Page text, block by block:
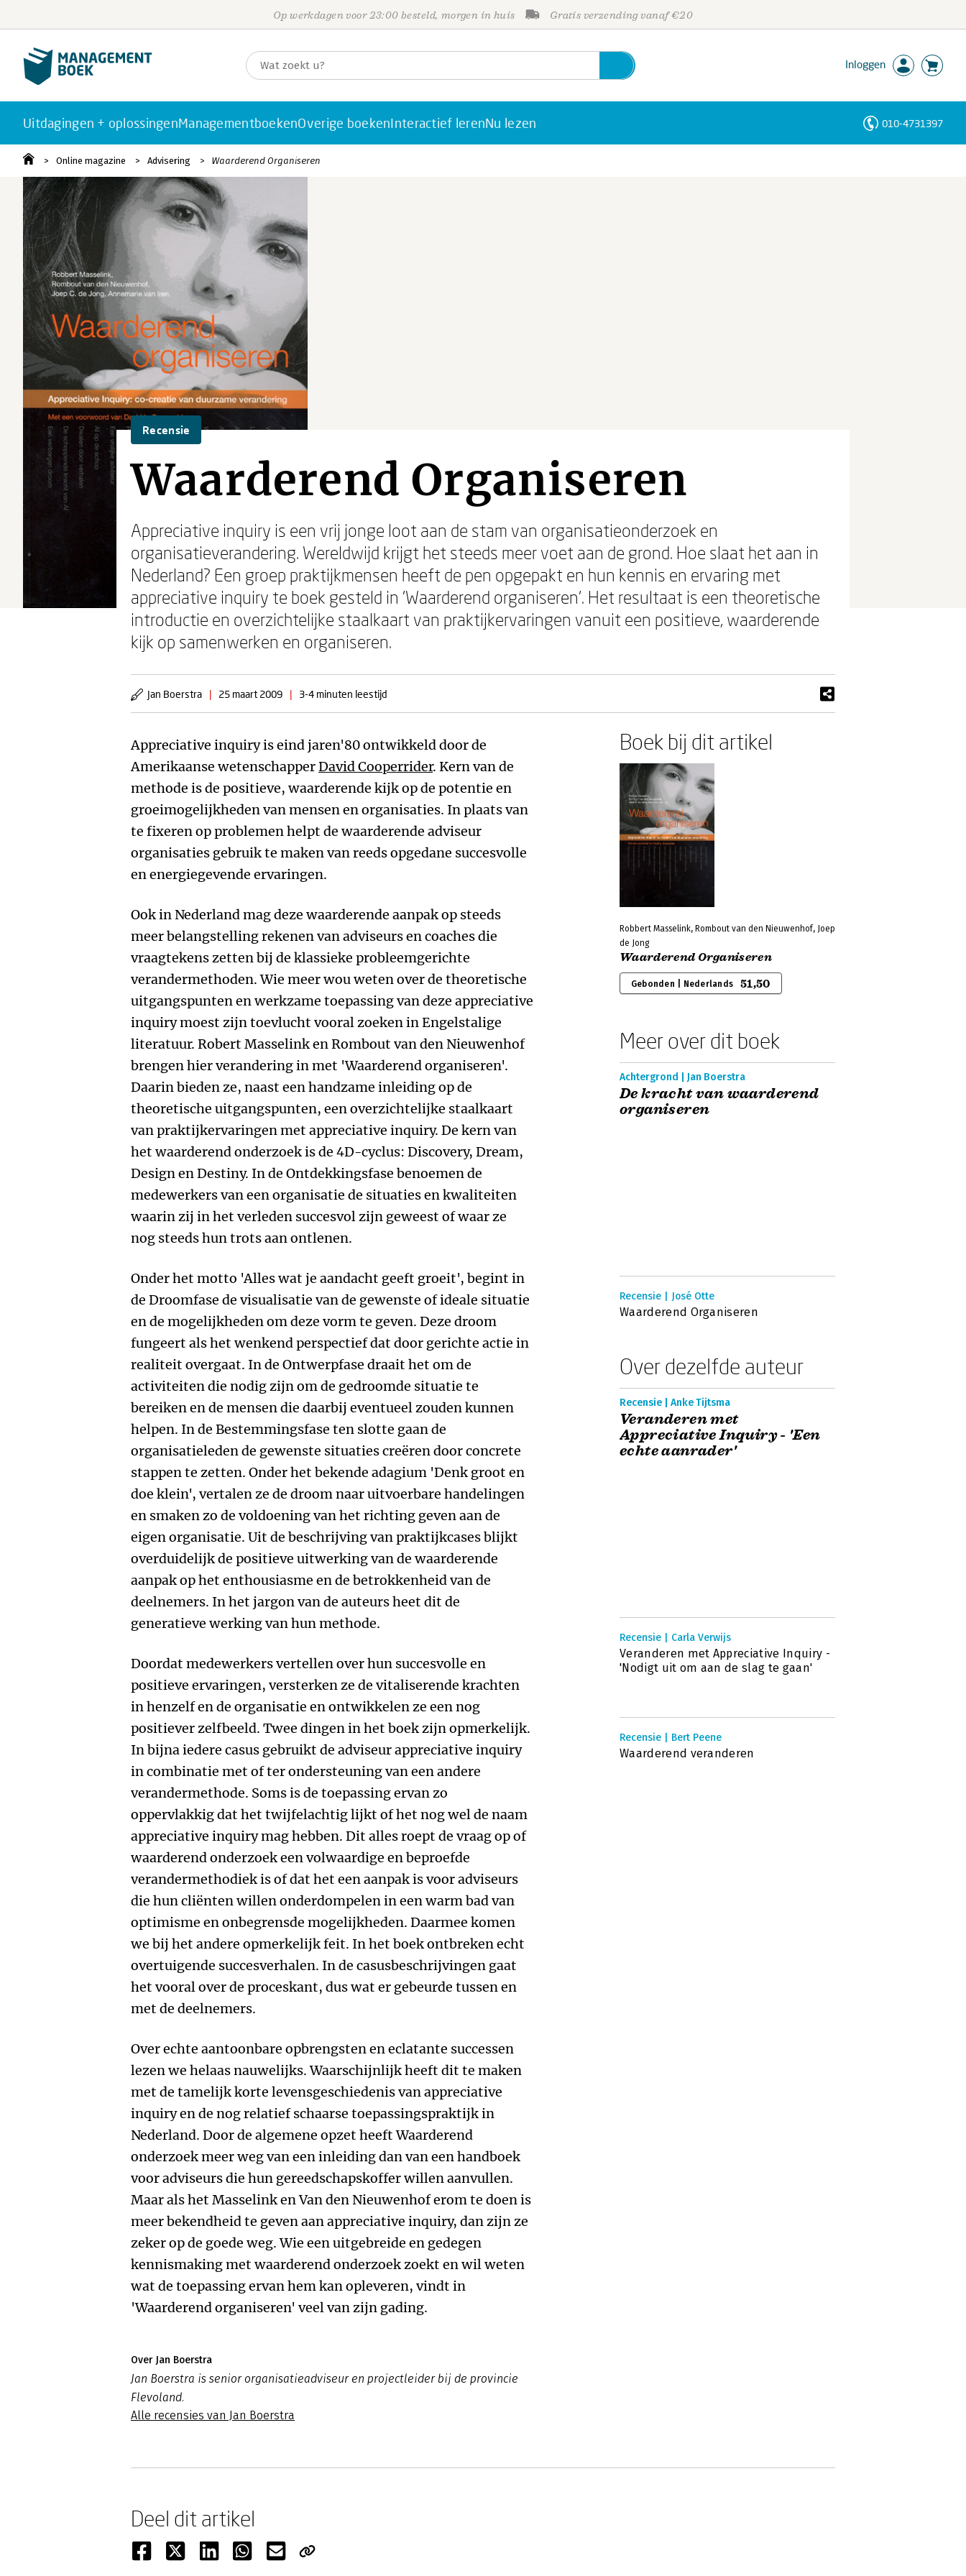
Op werkdagen voor 23:00 besteld, morgen in huis Gratis verzending vanaf €20
Inloggen
Uitdagingen + oplossingenManagementboekenOverige boekenInteractief lerenNu lezen 010-4731397
Online magazine Advisering Waarderend Organiseren
Recensie
Waarderend Organiseren
Appreciative inquiry is een vrij jonge loot aan de stam van organisatieonderzoek en
organisatieverandering. Wereldwijd krijgt het steeds meer voet aan de grond. Hoe slaat het aan in
Nederland? Een groep praktijkmensen heeft de pen opgepakt en hun kennis en ervaring met
appreciative inquiry te boek gesteld in 'Waarderend organiseren'. Het resultaat is een theoretische
introductie en overzichtelijke staalkaart van praktijkervaringen vanuit een positieve, waarderende
kijk op samenwerken en organiseren.
Jan Boerstra | 25 maart 2009 | 3-4 minuten leestijd
Appreciative inquiry is eind jaren'80 ontwikkeld door de
Amerikaanse wetenschapperDavid Cooperrider. Kern van de
methode is de positieve, waarderende kijk op de potentie en
groeimogelijkheden van mensen en organisaties. In plaats van
te fixeren op problemen helpt de waarderende adviseur
organisaties gebruik te maken van reeds opgedane succesvolle
en energiegevende ervaringen.
Ook in Nederland mag deze waarderende aanpak op steeds
meer belangstelling rekenen van adviseurs en coaches die
vraagtekens zetten bij de klassieke probleemgerichte
verandermethoden. Wie meer wou weten over de theoretische
uitgangspunten en werkzame toepassing van deze appreciative
inquiry moest zijn toevlucht vooral zoeken in Engelstalige
literatuur. Robert Masselink en Rombout van den Nieuwenhof
brengen hier verandering in met 'Waarderend organiseren'.
Daarin bieden ze, naast een handzame inleiding op de
theoretische uitgangspunten, een overzichtelijke staalkaart
van praktijkervaringen met appreciative inquiry. De kern van
het waarderend onderzoek is de 4D-cyclus: Discovery, Dream,
Design en Destiny. In de Ontdekkingsfase benoemen de
medewerkers van een organisatie de situaties en kwaliteiten
waarin zij in het verleden succesvol zijn geweest of waar ze
nog steeds hun trots aan ontlenen.
Onder het motto 'Alles wat je aandacht geeft groeit', begint in
de Droomfase de visualisatie van de gewenste of ideale situatie
en de mogelijkheden om deze vorm te geven. Deze droom
fungeert als het wenkend perspectief dat door gerichte actie in
realiteit overgaat. In de Ontwerpfase draait het om de
activiteiten die nodig zijn om de gedroomde situatie te
bereiken en de mensen die daarbij eventueel zouden kunnen
helpen. In de Bestemmingsfase ten slotte gaan de
organisatieleden de gewenste situaties creëren door concrete
stappen te zetten. Onder het bekende adagium 'Denk groot en
doe klein', vertalen ze de droom naar uitvoerbare handelingen
en smaken zo de voldoening van het richting geven aan de
eigen organisatie. Uit de beschrijving van praktijkcases blijkt
overduidelijk de positieve uitwerking van de waarderende
aanpak op het enthousiasme en de betrokkenheid van de
deelnemers. In het jargon van de auteurs heet dit de
generatieve werking van hun methode.
Doordat medewerkers vertellen over hun succesvolle en
positieve ervaringen, versterken ze de vitaliserende krachten
in henzelf en de organisatie en ontwikkelen ze een nog
positiever zelfbeeld. Twee dingen in het boek zijn opmerkelijk.
In bijna iedere casus gebruikt de adviseur appreciative inquiry
in combinatie met of ter ondersteuning van een andere
verandermethode. Soms is de toepassing ervan zo
oppervlakkig dat het twijfelachtig lijkt of het nog wel de naam
appreciative inquiry mag hebben. Dit alles roept de vraag op of
waarderend onderzoek een volwaardige en beproefde
verandermethodiek is of dat het een aanpak is voor adviseurs
die hun cliënten willen onderdompelen in een warm bad van
optimisme en onbegrensde mogelijkheden. Daarmee komen
we bij het andere opmerkelijk feit. In het boek ontbreken echt
overtuigende succesverhalen. In de casusbeschrijvingen gaat
het vooral over de proceskant, dus wat er gebeurde tussen en
met de deelnemers.
Over echte aantoonbare opbrengsten en eclatante successen
lezen we helaas nauwelijks. Waarschijnlijk heeft dit te maken
met de tamelijk korte levensgeschiedenis van appreciative
inquiry en de nog relatief schaarse toepassingspraktijk in
Nederland. Door de algemene opzet heeft Waarderend
onderzoek meer weg van een inleiding dan van een handboek
voor adviseurs die hun gereedschapskoffer willen aanvullen.
Maar als het Masselink en Van den Nieuwenhof erom te doen is
meer bekendheid te geven aan appreciative inquiry, dan zijn ze
zeker op de goede weg. Wie een uitgebreide en gedegen
kennismaking met waarderend onderzoek zoekt en wil weten
wat de toepassing ervan hem kan opleveren, vindt in
'Waarderend organiseren' veel van zijn gading.
Over Jan Boerstra
Jan Boerstra is senior organisatieadviseur en projectleider bij de provincie
Flevoland.
Alle recensies van Jan Boerstra
Boek bij dit artikel
Robbert Masselink, Rombout van den Nieuwenhof, Joep
de Jong
Waarderend Organiseren
Gebonden | Nederlands 51,50
Meer over dit boek
Achtergrond | Jan Boerstra
De kracht van waarderend
organiseren
Recensie | José Otte
Waarderend Organiseren
Over dezelfde auteur
Recensie | Anke Tijtsma
Veranderen met
Appreciative Inquiry - 'Een
echte aanrader'
Recensie | Carla Verwijs
Veranderen met Appreciative Inquiry -
'Nodigt uit om aan de slag te gaan'
Recensie | Bert Peene
Waarderend veranderen
Deel dit artikel
Personen